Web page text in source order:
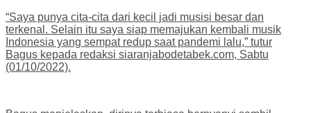
“Saya punya cita-cita dari kecil jadi musisi besar dan
terkenal. Selain itu saya siap memajukan kembali musik
Indonesia yang sempat redup saat pandemi lalu,” tutur
Bagus kepada redaksi siaranjabodetabek.com, Sabtu
(01/10/2022).